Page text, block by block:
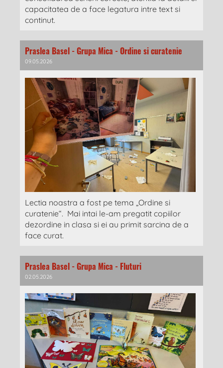
capacitatea de a face legatura intre text si
continut.
Praslea Basel - Grupa Mica - Ordine si curatenie
09.05.2026
Lectia noastra a fost pe tema „Ordine si
curatenie“. Mai intai le-am pregatit copiilor
dezordine in clasa si ei au primit sarcina de a
face curat.
Praslea Basel - Grupa Mica - Fluturi
02.05.2026